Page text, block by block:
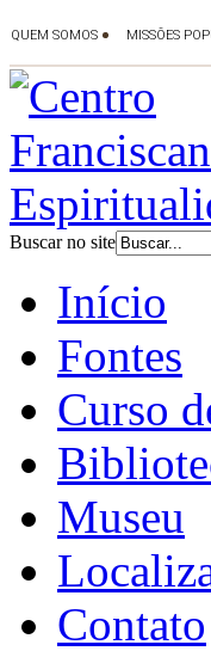
Buscar no site
Início
Fontes
Curso
Museu
Contato